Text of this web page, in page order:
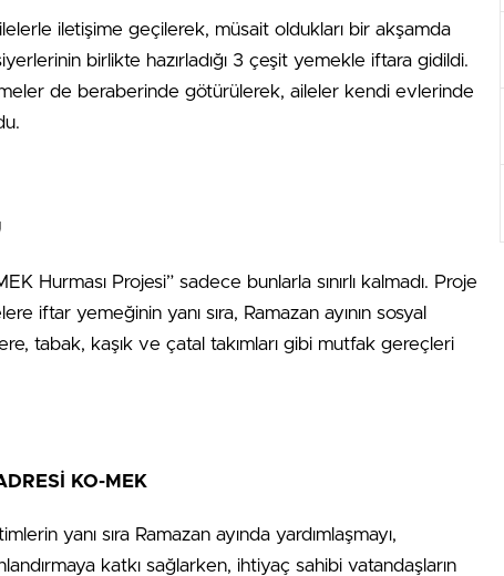
iletişime geçilerek, müsait oldukları bir akşamda
birlikte hazırladığı 3 çeşit yemekle iftara gidildi.
de beraberinde götürülerek, aileler kendi evlerinde
Hurması Projesi” sadece bunlarla sınırlı kalmadı. Proje
iftar yemeğinin yanı sıra, Ramazan ayının sosyal
tabak, kaşık ve çatal takımları gibi mutfak gereçleri
KO-MEK
yanı sıra Ramazan ayında yardımlaşmayı,
katkı sağlarken, ihtiyaç sahibi vatandaşların